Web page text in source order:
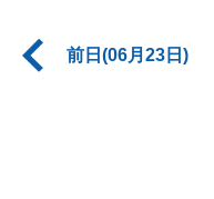
前日(06月23日)